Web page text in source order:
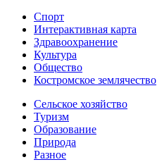
Спорт
Интерактивная карта
Здравоохранение
Культура
Общество
Костромское землячество
Сельское хозяйство
Туризм
Образование
Природа
Разное